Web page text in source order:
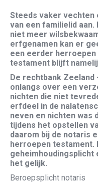
Steeds vaker
van een familielid
niet meer
erfgenamen kan er
een eerder
testament blijft
De rechtbank Zeeland
onlangs over een
nichten die niet
erfdeel in de
neven en nichten was
tijdens het opstellen
daarom bij de notaris
herroepen testament.
geheimhoudingsplicht
het gelijk.
Beroepsplicht notaris